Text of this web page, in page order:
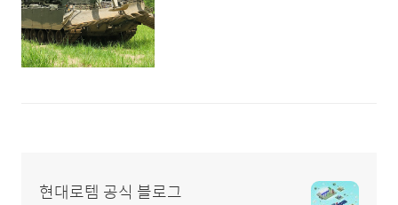
현대로템 공식 블로그